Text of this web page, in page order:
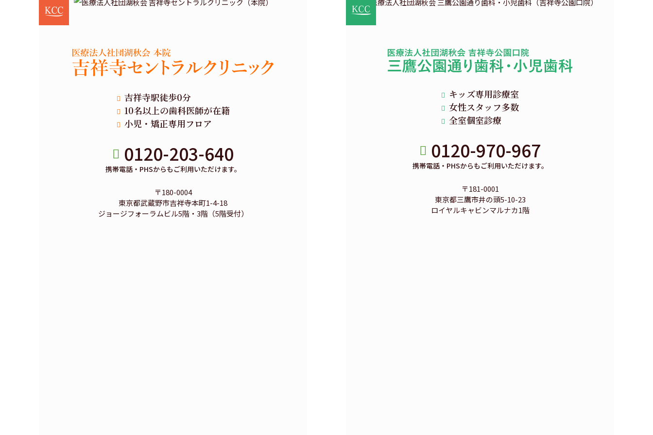
吉祥寺駅徒歩0分
10名以上の歯科医師が在籍
小児・矯正専用フロア
0120-203-640
携帯電話・PHSからもご利用いただけます。
〒180-0004
東京都武蔵野市吉祥寺本町1-4-18
ジョージフォーラムビル5階・3階（5階受付）
キッズ専用診療室
女性スタッフ多数
全室個室診療
0120-970-967
携帯電話・PHSからもご利用いただけます。
〒181-0001
東京都三鷹市井の頭5-10-23
ロイヤルキャビンマルナカ1階